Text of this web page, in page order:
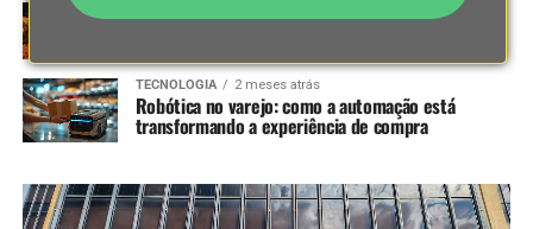
TECNOLOGIA 2 meses atrás
Robótica no varejo: como a automação está
transformando a experiência de compra